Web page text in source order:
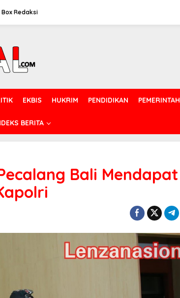
Box Redaksi
EKBIS HUKRIM PENDIDIKAN PEMERINTAH
BERITA
Bali Mendapat